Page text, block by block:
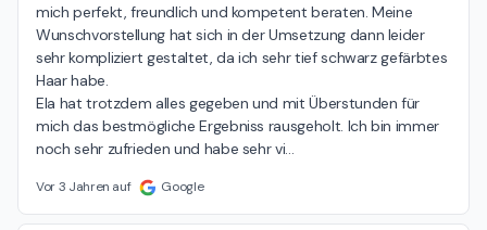
mich perfekt, freundlich und kompetent beraten. Meine
Wunschvorstellung hat sich in der Umsetzung dann leider
sehr kompliziert gestaltet, da ich sehr tief schwarz gefärbtes
Haar habe.
Ela hat trotzdem alles gegeben und mit Überstunden für
mich das bestmögliche Ergebniss rausgeholt. Ich bin immer
noch sehr zufrieden und habe sehr vi
Vor 3 Jahren auf Google